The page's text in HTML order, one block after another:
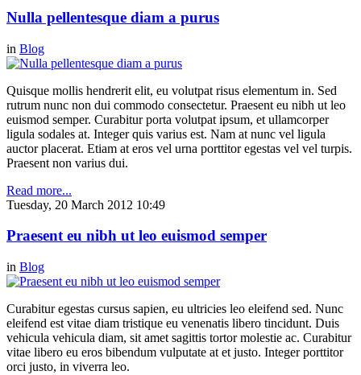
Nulla pellentesque diam a purus
in Blog
Quisque mollis hendrerit elit, eu volutpat risus elementum in. Sed
rutrum nunc non dui commodo consectetur. Praesent eu nibh ut leo
euismod semper. Curabitur porta volutpat ipsum, et ullamcorper
ligula sodales at. Integer quis varius est. Nam at nunc vel ligula
auctor placerat. Etiam at eros vel urna porttitor egestas vel vel turpis.
Praesent non varius dui.
Read more...
Tuesday, 20 March 2012 10:49
Praesent eu nibh ut leo euismod semper
in Blog
Curabitur egestas cursus sapien, eu ultricies leo eleifend sed. Nunc
eleifend est vitae diam tristique eu venenatis libero tincidunt. Duis
vehicula vehicula diam, sit amet sagittis tortor molestie ac. Curabitur
vitae libero eu eros bibendum vulputate at et justo. Integer porttitor
orci justo, in viverra leo.